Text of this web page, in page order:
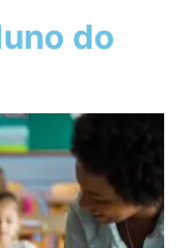
do